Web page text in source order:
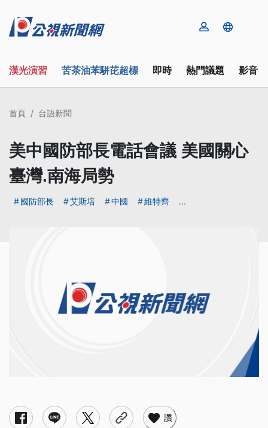
漢光演習 苦茶油苯駢芘超標 即時 熱門議題 影音
首頁 台語新聞
美中國防部長電話會議 美國關心
臺灣.南海局勢
國防部長 艾斯培 中國 維特齊 ...
讚